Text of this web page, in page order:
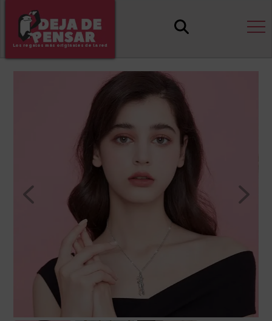
Los regalos más originales de la red